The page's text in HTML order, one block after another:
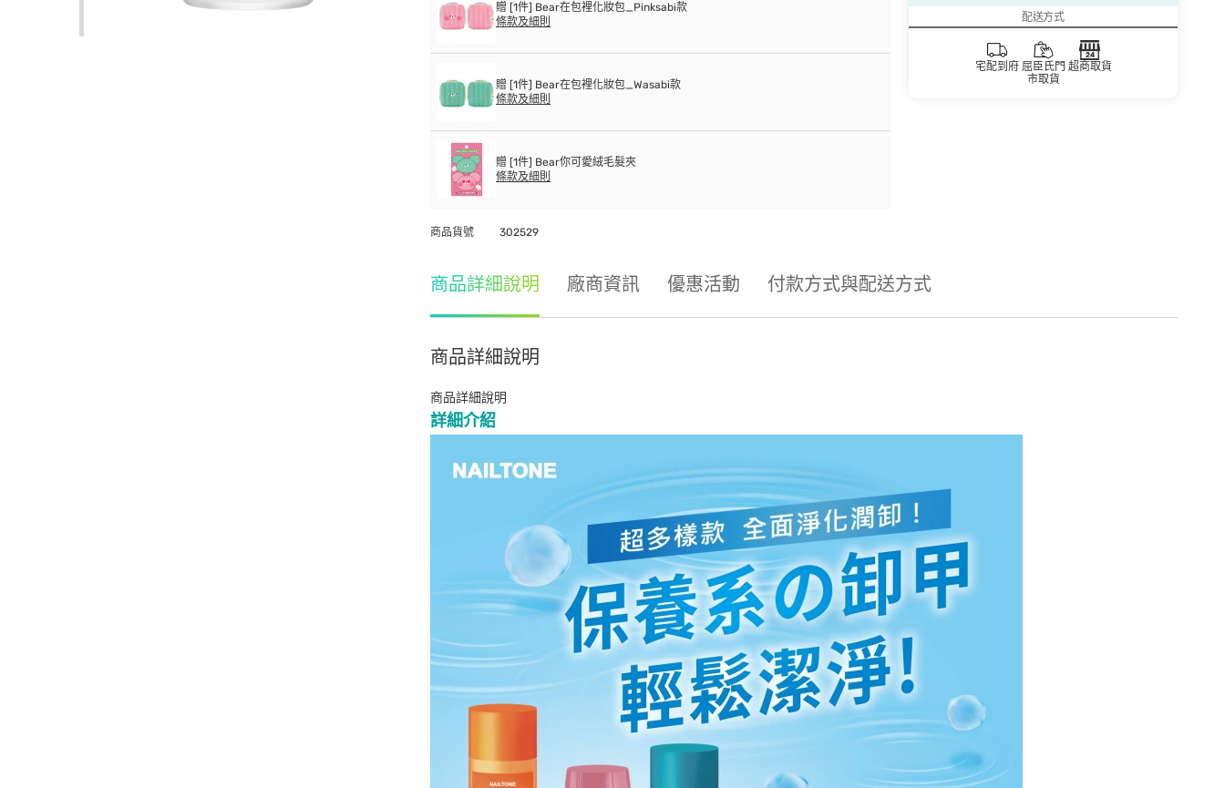
配送方式
宅配到府 屈臣氏門
市取貨
超商取貨
贈 [1件] Bear在包裡化妝包_Pinksabi款
條款及細則
贈 [1件] Bear在包裡化妝包_Wasabi款
條款及細則
贈 [1件] Bear你可愛絨毛髮夾
條款及細則
商品貨號 302529
商品詳細說明 廠商資訊 優惠活動 付款方式與配送方式
商品詳細說明
商品詳細說明
詳細介紹